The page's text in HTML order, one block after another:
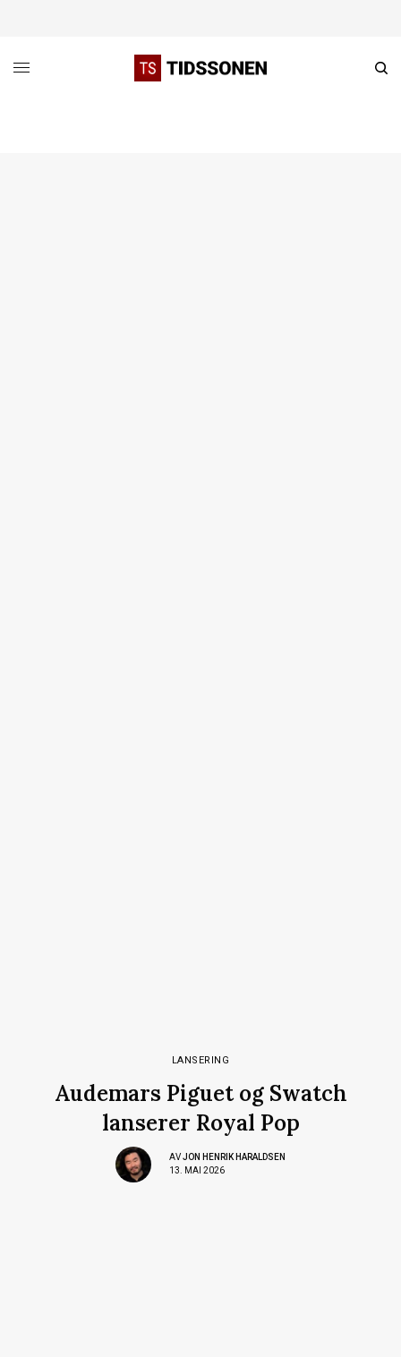
LANSERING
Audemars Piguet og Swatch
lanserer Royal Pop
AVJON HENRIK HARALDSEN
13. MAI 2026